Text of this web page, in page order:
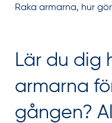
Raka armarna, hur
Lär du dig
armarna
gången?